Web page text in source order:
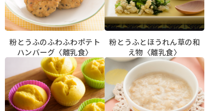
粉とうふのふわふわポテト
ハンバーグ〈離乳食〉
粉とうふとほうれん草の和
え物〈離乳食〉